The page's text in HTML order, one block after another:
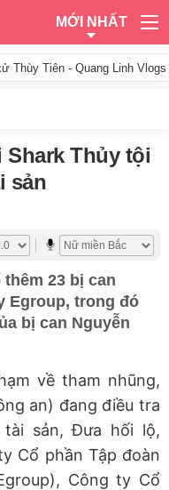
MỚI NHẤT
Thùy Tiên - Quang Linh
Shark Thủy tội
sản
23 bị can
Egroup, trong đó
bị can Nguyễn
về tham nhũng,
an) đang điều tra
sản, Đưa hối lộ,
Cổ phần Tập đoàn
Công ty Cổ